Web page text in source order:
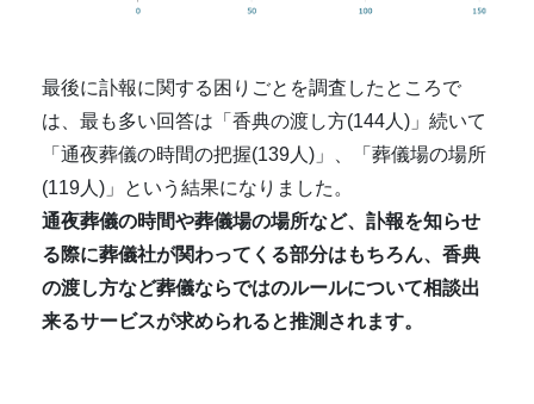
最後に訃報に関する困りごとを調査したところで
は、最も多い回答は「香典の渡し方(144人)」続いて
「通夜葬儀の時間の把握(139人)」、「葬儀場の場所
(119人)」という結果になりました。
通夜葬儀の時間や葬儀場の場所など、訃報を知らせ
る際に葬儀社が関わってくる部分はもちろん、香典
の渡し方など葬儀ならではのルールについて相談出
来るサービスが求められると推測されます。